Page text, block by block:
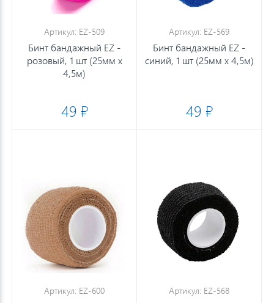
Артикул: EZ-509
Бинт бандажный EZ -
розовый, 1 шт (25мм х
4,5м)
49 ₽
Артикул: EZ-569
Бинт бандажный EZ -
синий, 1 шт (25мм х 4,5м)
49 ₽
Артикул: EZ-600 Артикул: EZ-568